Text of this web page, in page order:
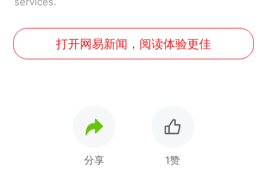
打开网易新闻，阅读体验更佳
分享 1赞